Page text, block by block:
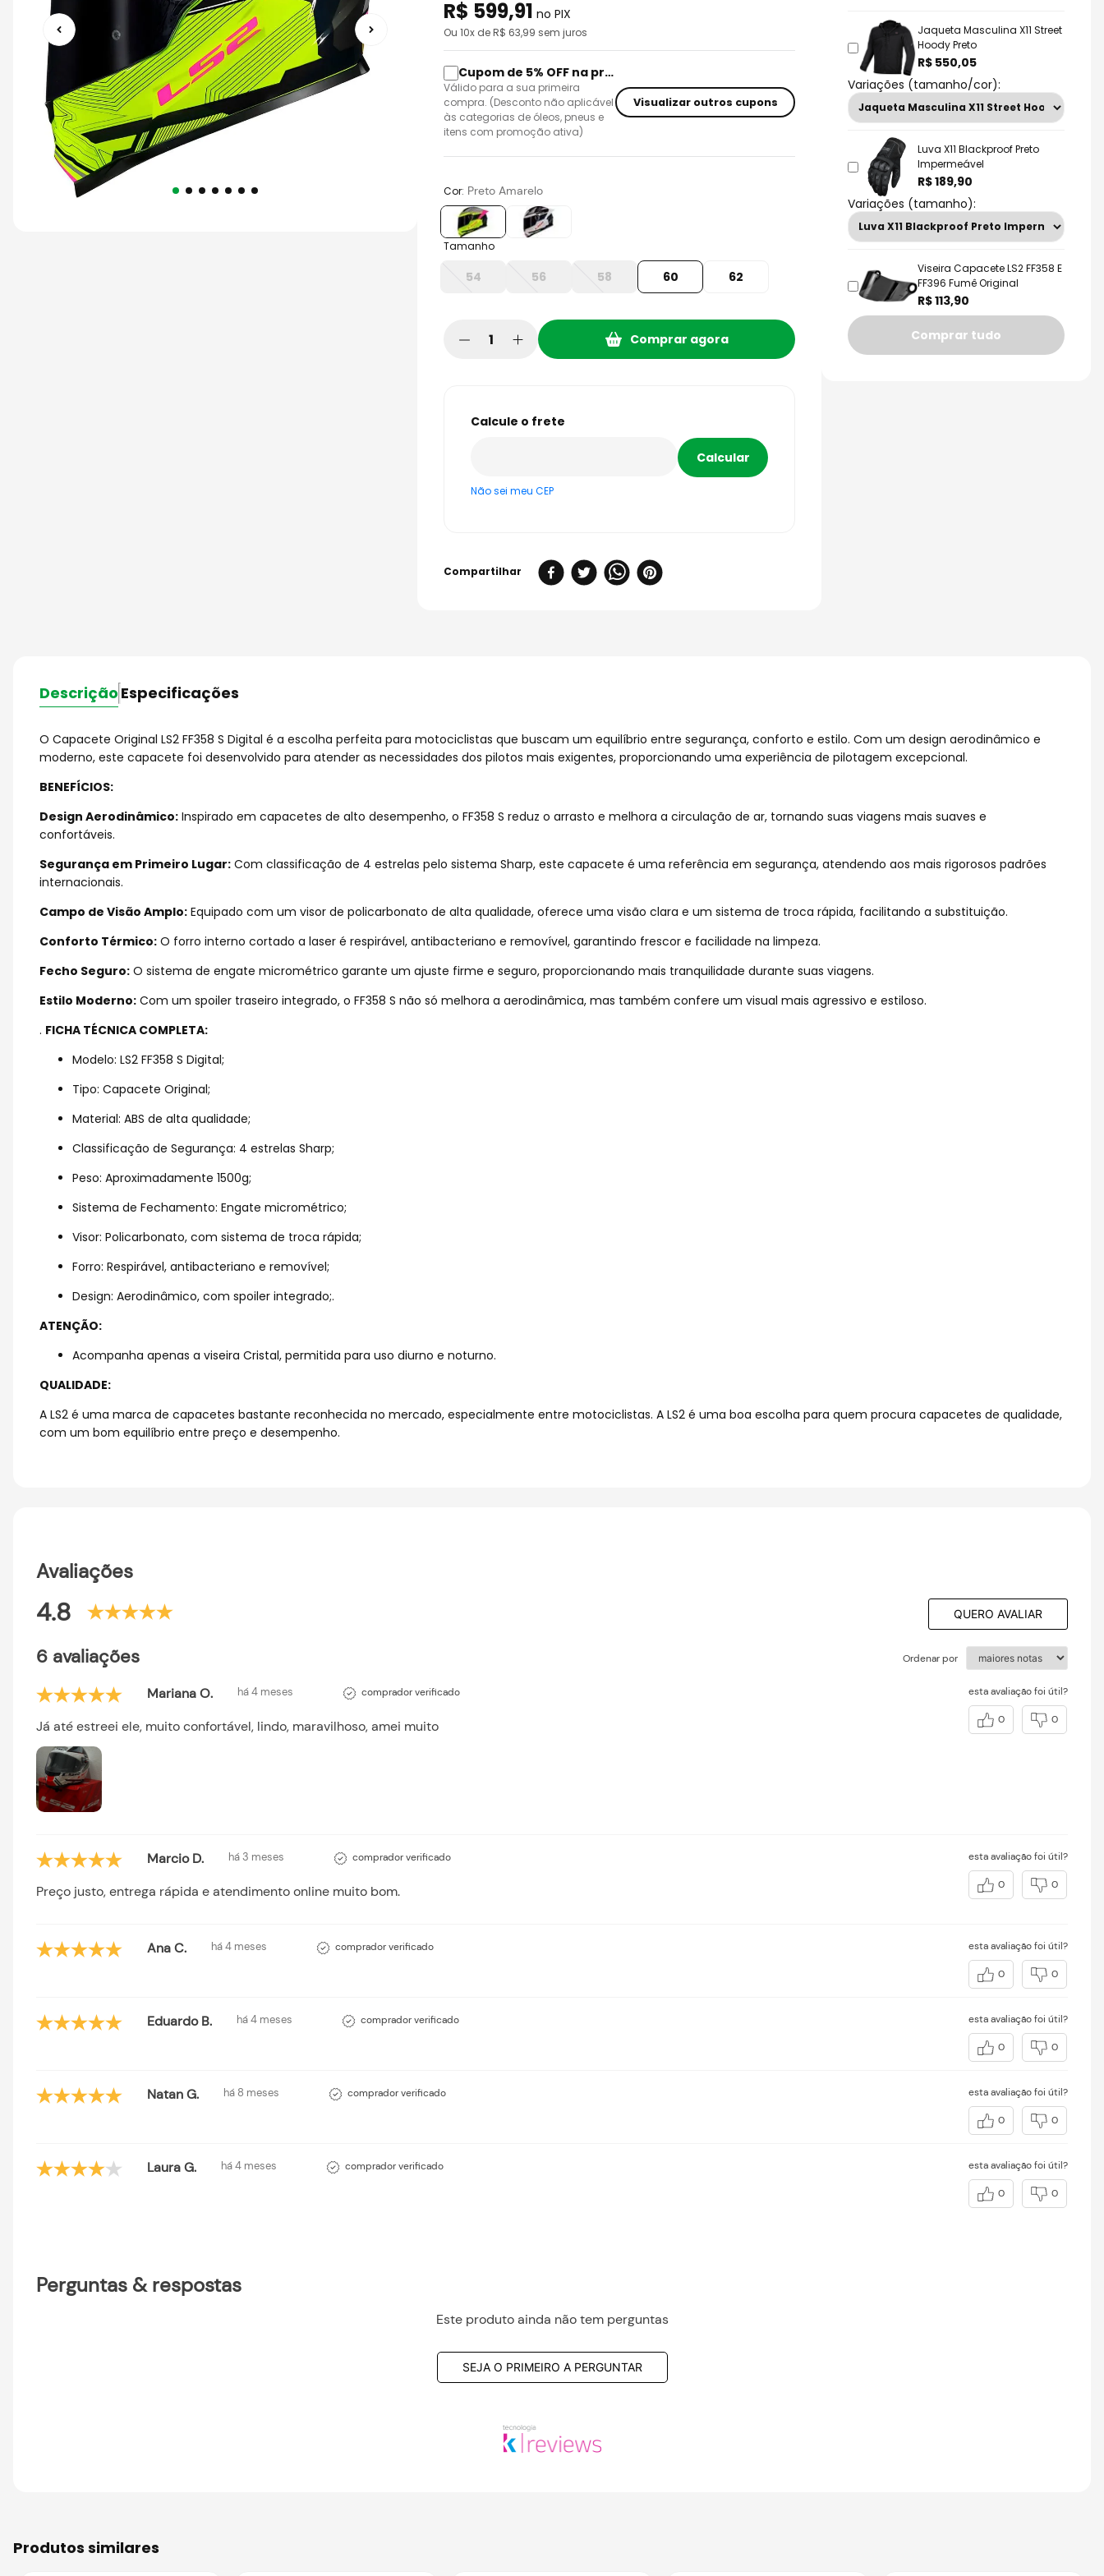
capacete ls2
10º race tech
R$ 599,91 no PIX
Ou 10x de R$ 63,99 sem juros
Cupom de 5% OFF na primeira compra
Válido para a sua primeira
compra. (Desconto não aplicável
às categorias de óleos, pneus e
itens com promoção ativa)
Visualizar outros cupons
Cor: Preto Amarelo
Tamanho
54 56 58 60 62
Comprar agora
Não sei meu CEP
Jaqueta Masculina X11 Street
Hoody Preto
R$ 550,05
Variações (tamanho/cor):
Luva X11 Blackproof Preto
Impermeável
R$ 189,90
Variações (tamanho):
Viseira Capacete LS2 FF358 E
FF396 Fumê Original
R$ 113,90
Comprar tudo
Descrição Especificações
O Capacete Original LS2 FF358 S Digital é a escolha perfeita para motociclistas que buscam um equilíbrio entre segurança, conforto e estilo. Com um design aerodinâmico e
moderno, este capacete foi desenvolvido para atender as necessidades dos pilotos mais exigentes, proporcionando uma experiência de pilotagem excepcional.
BENEFÍCIOS:
Design Aerodinâmico: Inspirado em capacetes de alto desempenho, o FF358 S reduz o arrasto e melhora a circulação de ar, tornando suas viagens mais suaves e
confortáveis.
Segurança em Primeiro Lugar: Com classificação de 4 estrelas pelo sistema Sharp, este capacete é uma referência em segurança, atendendo aos mais rigorosos padrões
internacionais.
Campo de Visão Amplo: Equipado com um visor de policarbonato de alta qualidade, oferece uma visão clara e um sistema de troca rápida, facilitando a substituição.
Conforto Térmico: O forro interno cortado a laser é respirável, antibacteriano e removível, garantindo frescor e facilidade na limpeza.
Fecho Seguro: O sistema de engate micrométrico garante um ajuste firme e seguro, proporcionando mais tranquilidade durante suas viagens.
Estilo Moderno: Com um spoiler traseiro integrado, o FF358 S não só melhora a aerodinâmica, mas também confere um visual mais agressivo e estiloso.
. FICHA TÉCNICA COMPLETA:
Modelo: LS2 FF358 S Digital;
Tipo: Capacete Original;
Material: ABS de alta qualidade;
Classificação de Segurança: 4 estrelas Sharp;
Peso: Aproximadamente 1500g;
Sistema de Fechamento: Engate micrométrico;
Visor: Policarbonato, com sistema de troca rápida;
Forro: Respirável, antibacteriano e removível;
Design: Aerodinâmico, com spoiler integrado;.
ATENÇÃO:
Acompanha apenas a viseira Cristal, permitida para uso diurno e noturno.
QUALIDADE:
A LS2 é uma marca de capacetes bastante reconhecida no mercado, especialmente entre motociclistas. A LS2 é uma boa escolha para quem procura capacetes de qualidade,
com um bom equilíbrio entre preço e desempenho.
Avaliações
4.8 QUERO AVALIAR
6 avaliações Ordenar por
Mariana O. há 4 meses comprador verificado
Já até estreei ele, muito confortável, lindo, maravilhoso, amei muito
esta avaliação foi útil?
0 0
Marcio D. há 3 meses comprador verificado
Preço justo, entrega rápida e atendimento online muito bom.
esta avaliação foi útil?
0 0
Ana C. há 4 meses comprador verificado esta avaliação foi útil?
0 0
Eduardo B. há 4 meses comprador verificado esta avaliação foi útil?
0 0
Natan G. há 8 meses comprador verificado esta avaliação foi útil?
0 0
Laura G. há 4 meses comprador verificado esta avaliação foi útil?
0 0
Perguntas & respostas
Este produto ainda não tem perguntas
SEJA O PRIMEIRO A PERGUNTAR
produtos similares